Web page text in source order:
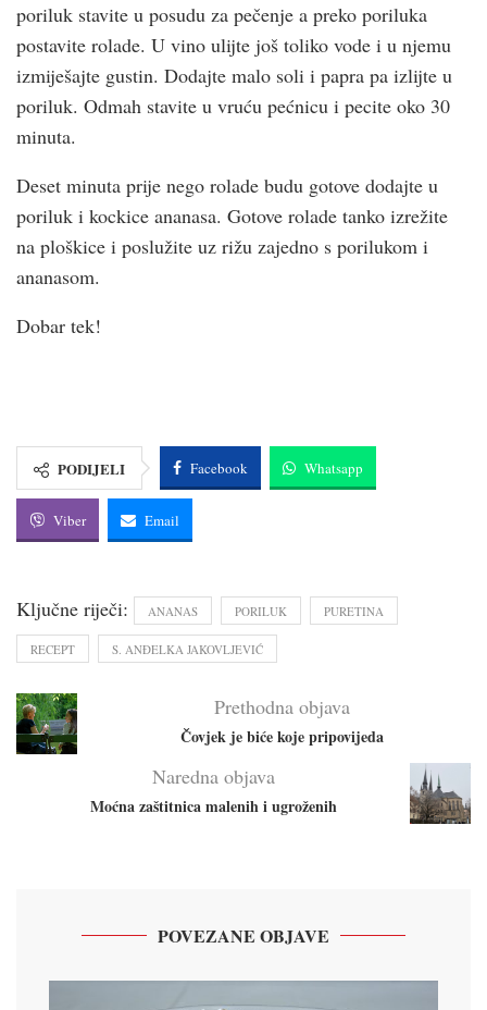
poriluk stavite u posudu za pečenje a preko poriluka
postavite rolade. U vino ulijte još toliko vode i u njemu
izmiješajte gustin. Dodajte malo soli i papra pa izlijte u
poriluk. Odmah stavite u vruću pećnicu i pecite oko 30
minuta.
Deset minuta prije nego rolade budu gotove dodajte u
poriluk i kockice ananasa. Gotove rolade tanko izrežite
na ploškice i poslužite uz rižu zajedno s porilukom i
ananasom.
Dobar tek!
PODIJELI Facebook Whatsapp
Viber Email
Ključne riječi: ANANAS PORILUK PURETINA
RECEPT S. ANĐELKA JAKOVLJEVIĆ
Prethodna objava
Čovjek je biće koje pripovijeda
Naredna objava
Moćna zaštitnica malenih i ugroženih
POVEZANE OBJAVE